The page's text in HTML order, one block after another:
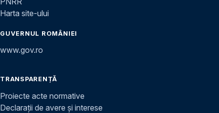
Harta site-ului
GUVERNUL ROMÂNIEI
www.gov.ro
TRANSPARENȚĂ
Proiecte acte normative
Declarații de avere și interese